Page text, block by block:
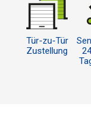
Tür-zu-Tür
Zustellung